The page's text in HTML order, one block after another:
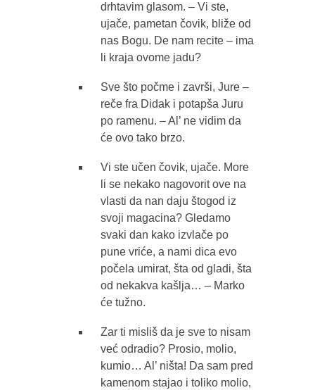
drhtavim glasom. – Vi ste,
ujače, pametan čovik, bliže od
nas Bogu. De nam recite – ima
li kraja ovome jadu?
Sve što počme i završi, Jure –
reče fra Didak i potapša Juru
po ramenu. – Al’ ne vidim da
će ovo tako brzo.
Vi ste učen čovik, ujače. More
li se nekako nagovorit ove na
vlasti da nan daju štogod iz
svoji magacina? Gledamo
svaki dan kako izvlače po
pune vriće, a nami dica evo
počela umirat, šta od gladi, šta
od nekakva kašlja… – Marko
će tužno.
Zar ti misliš da je sve to nisam
već odradio? Prosio, molio,
kumio… Al’ ništa! Da sam pred
kamenom stajao i toliko molio,